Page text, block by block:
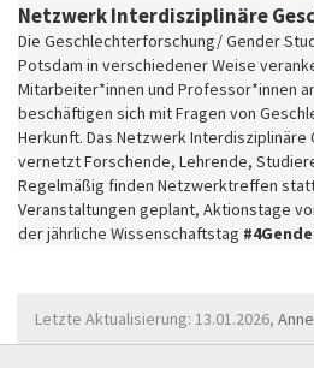
Netzwerk Interdisziplinäre
Die Geschlechterforschung/ Gender
Potsdam in verschiedener Weise
Mitarbeiter*innen und Professor*innen
beschäftigen sich mit Fragen von
Herkunft. Das Netzwerk
vernetzt Forschende, Lehrende,
Regelmäßig finden Netzwerktreffen
Veranstaltungen geplant, Aktionstage
der jährliche Wissenschaftstag
Letzte Aktualisierung: 13.01.2026,